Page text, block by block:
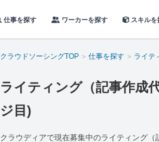
仕事を探す ワーカーを探す スキルを
クラウドソーシングTOP 仕事を探す ライテ
ライティング（記事作成
ジ目)
クラウディアで現在募集中のライティング